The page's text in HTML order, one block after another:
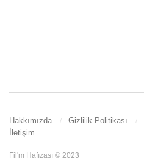
Hakkımızda Gizlilik Politikası
İletişim
Fil'm Hafızası © 2023